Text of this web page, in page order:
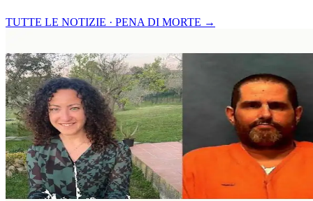
TUTTE LE NOTIZIE · PENA DI MORTE →